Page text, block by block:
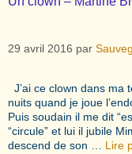
29 avril 2016 par
J’ai ce clown dans ma
nuits quand je joue
Puis soudain il me dit
“circule” et lui il jubile
descend de son … Lire